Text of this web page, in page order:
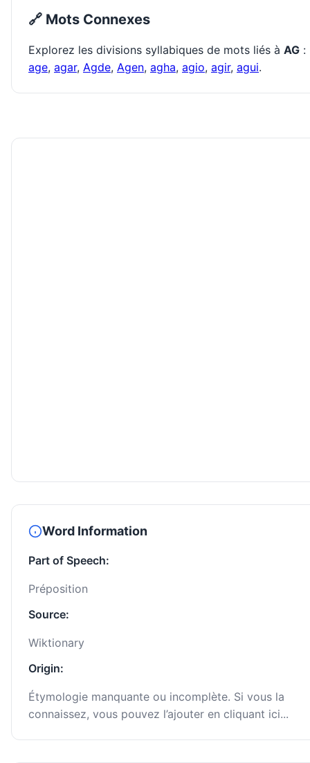
🔗 Mots Connexes
Explorez les divisions syllabiques de mots liés à AG :
age, agar, Agde, Agen, agha, agio, agir, agui.
Word Information
Part of Speech:
Préposition
Source:
Wiktionary
Origin:
Étymologie manquante ou incomplète. Si vous la
connaissez, vous pouvez l’ajouter en cliquant ici...